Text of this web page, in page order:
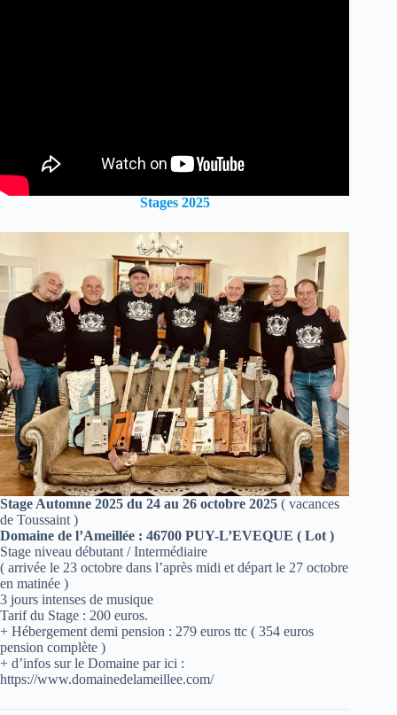
Stages 2025
Stage Automne 2025 du 24 au 26 octobre 2025 ( vacances
de Toussaint )
Domaine de l’Ameillée : 46700 PUY-L’EVEQUE ( Lot )
Stage niveau débutant / Intermédiaire
( arrivée le 23 octobre dans l’après midi et départ le 27 octobre
en matinée )
3 jours intenses de musique
Tarif du Stage : 200 euros.
+ Hébergement demi pension : 279 euros ttc ( 354 euros
pension complète )
+ d’infos sur le Domaine par ici :
https://www.domainedelameillee.com/